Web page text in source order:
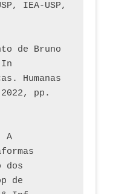
IEA-USP,
de Bruno
Humanas
pp.
A
dos
de